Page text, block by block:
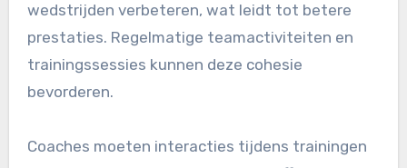
wedstrijden verbeteren, wat leidt tot betere
prestaties. Regelmatige teamactiviteiten en
trainingssessies kunnen deze cohesie
bevorderen.
Coaches moeten interacties tijdens trainingen